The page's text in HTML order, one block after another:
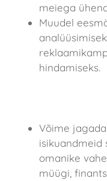
meiega
Muudel
hindamiseks.
Võime
isikuandmeid
omanike
müügi,